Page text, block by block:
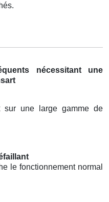
nécessitant une
sur une large gamme de
le fonctionnement normal